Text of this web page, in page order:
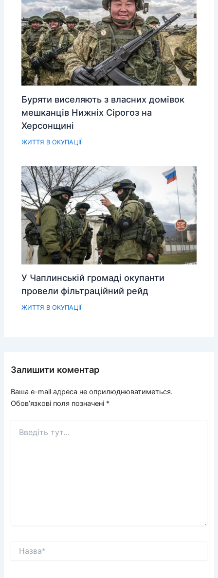
Буряти виселяють з власних домівок
мешканців Нижніх Сірогоз на
Херсонщині
ЖИТТЯ В ОКУПАЦІЇ
У Чаплинській громаді окупанти
провели фільтраційний рейд
ЖИТТЯ В ОКУПАЦІЇ
Залишити коментар
Ваша e-mail адреса не оприлюднюватиметься.
Обов’язкові поля позначені *
тут...